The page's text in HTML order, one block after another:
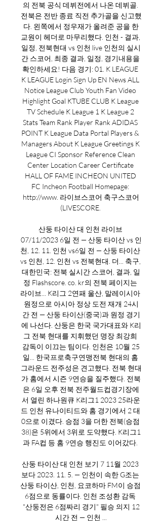
의 전북 공식 데뷔전에서 나온 데뷔골.
전북은 전반 종료 직전 추가골을 신고했
다. 왼쪽에서 정우재가 올려준 공을 한
교원이 헤더로 마무리했다. 인천 - 결과,
일정, 전북현대 vs 인천 live 인천의 실시
간 스코어, 최종 결과, 일정, 경기내용을
확인하세요! 다음 경기: 01. K LEAGUE﻿
K LEAGUE Login Sign Up EN News ALL
Notice League Club Youth Fan Video
Highlight Goal KTUBE CLUB K League
TV Schedule K League 1 K League 2
Stats Team Rank Player Rank ADIDAS
POINT K League Data Portal Players &
Managers About K League Greetings K
League CI Sponsor Reference Clean
Center Location Career Certificate
HALL OF FAME INCHEON UNITED
FC Incheon Football Homepage:
http://www. 라이브스코어 축구스코어
(LIVESCORE.
산둥 타이산 대 인천 라이브
07/11/2023 6일 전 — 산둥 타이산 vs 인
천, 12. 11. 인천 vs6일 전 — 산둥 타이산
vs 인천, 12. 인천 vs 전북현대. 더... 축구,
대한민국: 전북 실시간 스코어, 결과, 일
정 Flashscore. co. kr의 전북 페이지는
라이브... K리그 2연패 울산, 말레이시아
원정으로 아시아 정상 도전 재개 24시
간 전 — 산둥 타이산(중국)과 원정 경기
에 나선다. 산둥은 한국 국가대표와 K리
그 전북 현대를 지휘했던 명장 최강희
감독이 이끄는 팀이다. 인천은 10월 25
일... 한국프로축구연맹전북 현대의 홈
그라운드 전주성은 견고했다. 전북 현대
가 홈에서 시즌 9연승을 질주했다. 전북
은 6일 오후 전북 전주월드컵경기장에
서 열린 하나원큐 K리그1 2023 25라운
드 인천 유나이티드와 홈 경기에서 2 대
0으로 이겼다. 승점 3을 더한 전북(승점
38)은 5위에서 3위로 도약했다. K리그1
과 FA컵 등 홈 9연승 행진도 이어갔다.
산둥 타이산 대 인천 보기 7 11월 2023
보다 2023. 11. 5. — 인천이 속한 G조는
산둥 타이산, 인천, 요코하마 FM이 승점
6점으로 동률이다. 인천 조성환 감독
"산둥전은 6점짜리 경기" 필승 의지 12
시간 전 — 인천 ...